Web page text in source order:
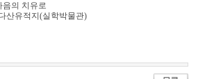
음의 치유로
산유적지(실학박물관)